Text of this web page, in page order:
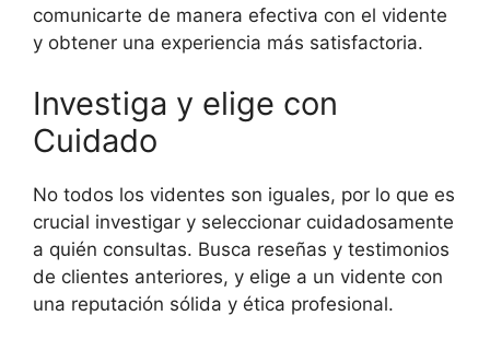
comunicarte de manera efectiva con el vidente
y obtener una experiencia más satisfactoria.
Investiga y elige con
Cuidado
No todos los videntes son iguales, por lo que es
crucial investigar y seleccionar cuidadosamente
a quién consultas. Busca reseñas y testimonios
de clientes anteriores, y elige a un vidente con
una reputación sólida y ética profesional.